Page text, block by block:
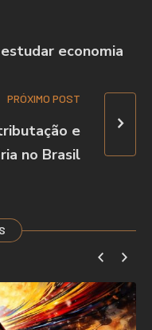
economia
PRÓXIMO POST
e
no Brasil